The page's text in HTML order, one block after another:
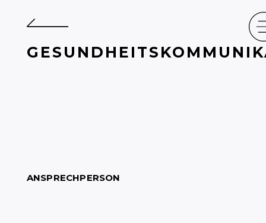
ANSPRECHPERSON